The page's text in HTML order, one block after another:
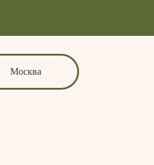
Москва